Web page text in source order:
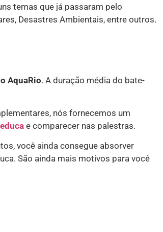
temas que já passaram pelo
Desastres Ambientais, entre outros.
AquaRio. A duração média do bate-
nós fornecemos um
e comparecer nas palestras.
você ainda consegue absorver
São ainda mais motivos para você